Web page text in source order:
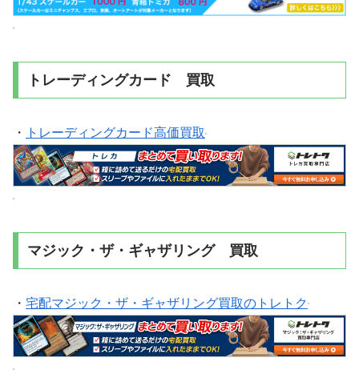
トレーディングカード 買取
・ トレーディングカード高価買取
マジック・ザ・ギャザリング 買取
・ 宅配マジック・ザ・ギャザリング買取のトレトク